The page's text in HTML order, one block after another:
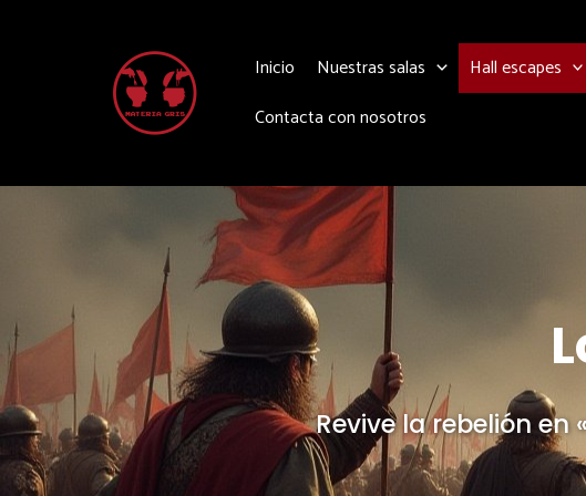
Inicio Nuestras salas Hall escapes
Contacta con nosotros
Revive la rebelión en